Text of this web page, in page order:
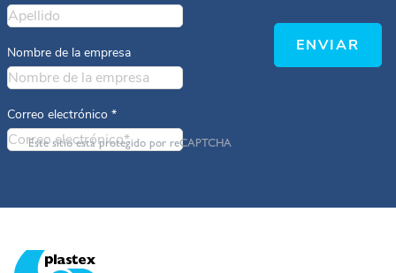
Nombre de la empresa
Correo electrónico *
Este sitio está protegido por reCAPTCHA
ENVIAR